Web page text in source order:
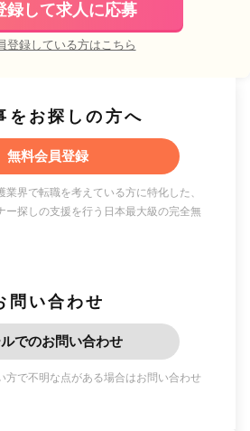
録して求人に応募
登録している方はこちら
をお探しの方へ
無料会員登録
界で転職を考えている方に特化した、
ー探しの支援を行う日本最大級の完全無
問い合わせ
ルでのお問い合わせ
方で不明な点がある場合はお問い合わせ